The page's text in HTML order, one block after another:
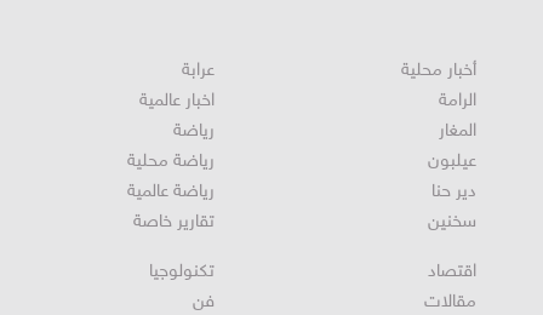
أخبار محلية
الرامة
المغار
عيلبون
دير حنا
سخنين
عرابة
اخبار عالمية
رياضة
رياضة محلية
رياضة عالمية
تقارير خاصة
اقتصاد
مقالات
تكنولوجيا
فن